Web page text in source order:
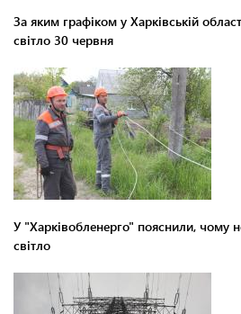
За яким графіком у Харківській
світло 30 червня
У "Харківобленерго" пояснили, чому
світло